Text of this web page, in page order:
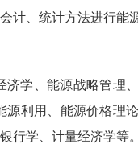
计、统计方法进行能
学、能源战略管理
利用、能源价格理
行学、计量经济学等。